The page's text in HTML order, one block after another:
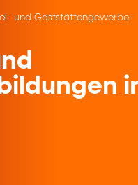
und Gaststättengewerbe